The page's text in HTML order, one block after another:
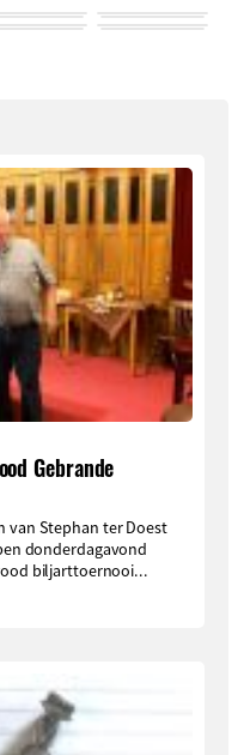
Gebrande
van Stephan ter Doest
donderdagavond
biljarttoernooi...